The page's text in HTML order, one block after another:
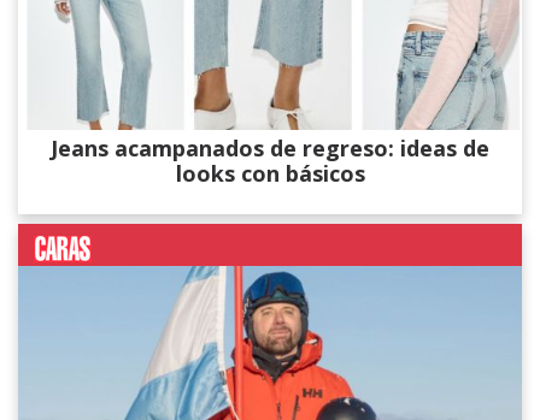
Jeans acampanados de regreso: ideas de
looks con básicos